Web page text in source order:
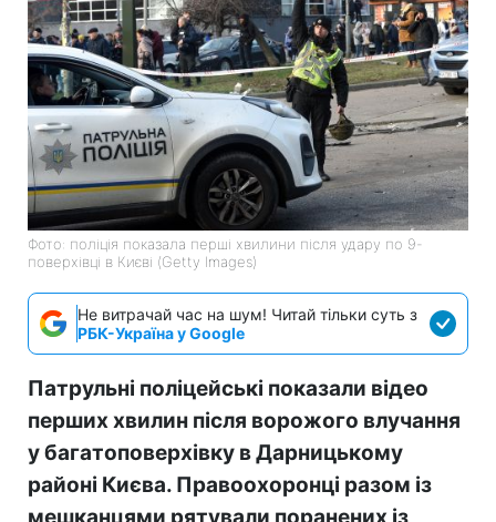
Фото: поліція показала перші хвилини після удару по 9-
поверхівці в Києві (Getty Images)
Не витрачай час на шум! Читай тільки суть з
РБК-Україна у Google
Патрульні поліцейські показали відео
перших хвилин після ворожого влучання
у багатоповерхівку в Дарницькому
районі Києва. Правоохоронці разом із
мешканцями рятували поранених із